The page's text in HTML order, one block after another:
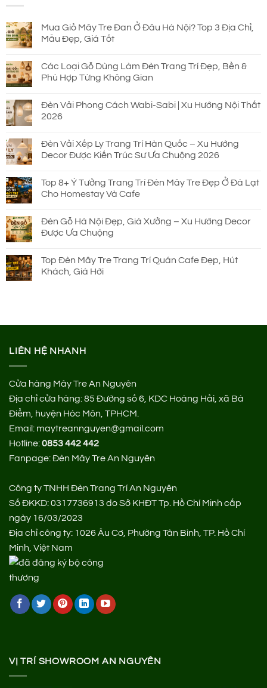
Mua Giỏ Mây Tre Đan Ở Đâu Hà Nội? Top 3 Địa Chỉ,
Mẫu Đẹp, Giá Tốt
Các Loại Gỗ Dùng Làm Đèn Trang Trí Đẹp, Bền &
Phù Hợp Từng Không Gian
Đèn Vải Phong Cách Wabi-Sabi | Xu Hướng Nội Thất
2026
Đèn Vải Xếp Ly Trang Trí Hàn Quốc – Xu Hướng
Decor Được Kiến Trúc Sư Ưa Chuộng 2026
Top 8+ Ý Tưởng Trang Trí Đèn Mây Tre Đẹp Ở Đà Lạt
Cho Homestay Và Cafe
Đèn Gỗ Hà Nội Đẹp, Giá Xưởng – Xu Hướng Decor
Được Ưa Chuộng
Top Đèn Mây Tre Trang Trí Quán Cafe Đẹp, Hút
Khách, Giá Hời
LIÊN HỆ NHANH
Cửa hàng Mây Tre An Nguyên
Địa chỉ cửa hàng:85 Đường số 6, KDC Hoàng Hải, xã Bà
Điểm, huyện Hóc Môn, TPHCM.
Email: maytreannguyen@gmail.com
Hotline:0853 442 442
Fanpage:Đèn Mây Tre An Nguyên
Công ty TNHH Đèn Trang Trí An Nguyên
Số ĐKKD: 0317736913 do Sở KHĐT Tp. Hồ Chí Minh cấp
ngày 16/03/2023
Địa chỉ công ty: 1026 Âu Cơ, Phường Tân Bình, TP. Hồ Chí
Minh, Việt Nam
VỊ TRÍ SHOWROOM AN NGUYÊN